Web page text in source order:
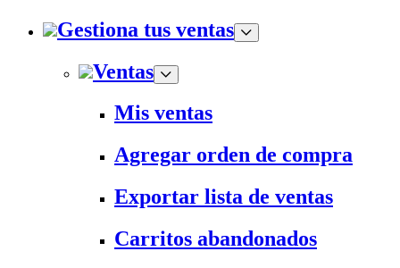
Gestiona tus ventas
Ventas
Mis ventas
Agregar orden de compra
Exportar lista de ventas
Carritos abandonados